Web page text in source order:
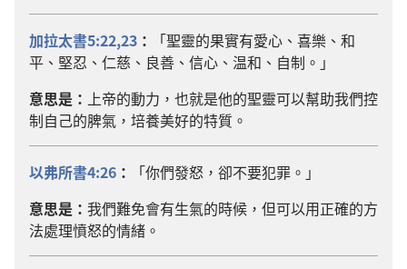
加拉太書5:22,23 ：
「聖靈的果實有愛心、喜樂、和
平、堅忍、仁慈、良善、信心、温和、自制。」
意思是： 上帝的動力，也就是他的聖靈可以幫助我們控
制自己的脾氣，培養美好的特質。
以弗所書4:26 ：
「你們發怒，卻不要犯罪。」
意思是： 我們難免會有生氣的時候，但可以用正確的方
法處理憤怒的情緒。